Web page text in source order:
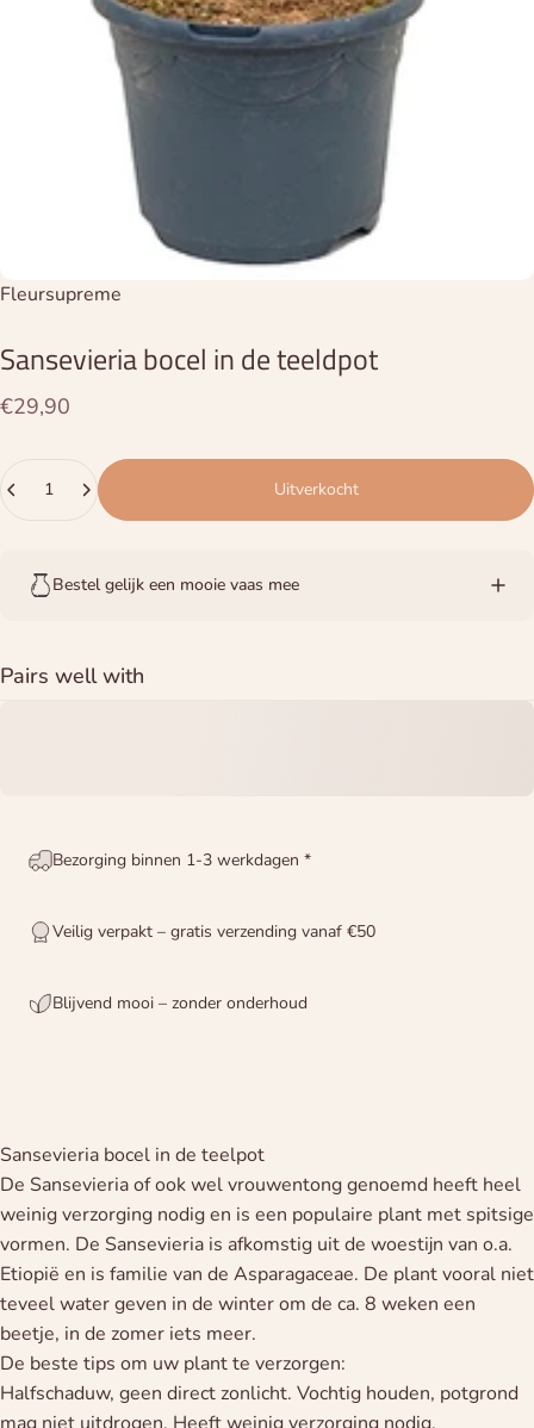
Leverancier:
Fleursupreme
Sansevieriabocel indeteeldpot
€29,90
Uitverkocht
Bestel gelijk een mooie vaas mee
Pairs well with
Bezorging binnen 1-3 werkdagen *
Veilig verpakt – gratis verzending vanaf €50
Blijvend mooi – zonder onderhoud
Sansevieria bocel in de teelpot
De Sansevieria of ook wel vrouwentong genoemd heeft heel
weinig verzorging nodig en is een populaire plant met spitsige
vormen. De Sansevieria is afkomstig uit de woestijn van o.a.
Etiopië en is familie van de Asparagaceae. De plant vooral niet
teveel water geven in de winter om de ca. 8 weken een
beetje, in de zomer iets meer.
De beste tips om uw plant te verzorgen:
Halfschaduw, geen direct zonlicht. Vochtig houden, potgrond